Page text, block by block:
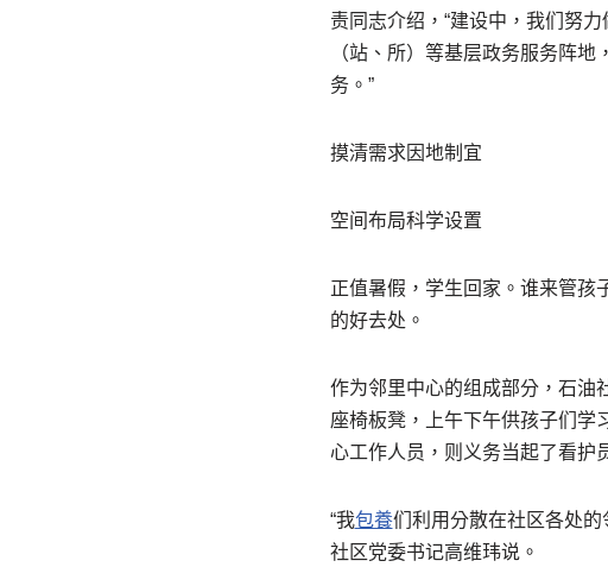
责同志介绍，“建设中，我们努
（站、所）等基层政务服务阵
务。”
摸清需求因地制宜
空间布局科学设置
正值暑假，学生回家。谁来管孩
的好去处。
作为邻里中心的组成部分，石油
座椅板凳，上午下午供孩子们学
心工作人员，则义务当起了看护
“我包養们利用分散在社区各处
社区党委书记高维玮说。